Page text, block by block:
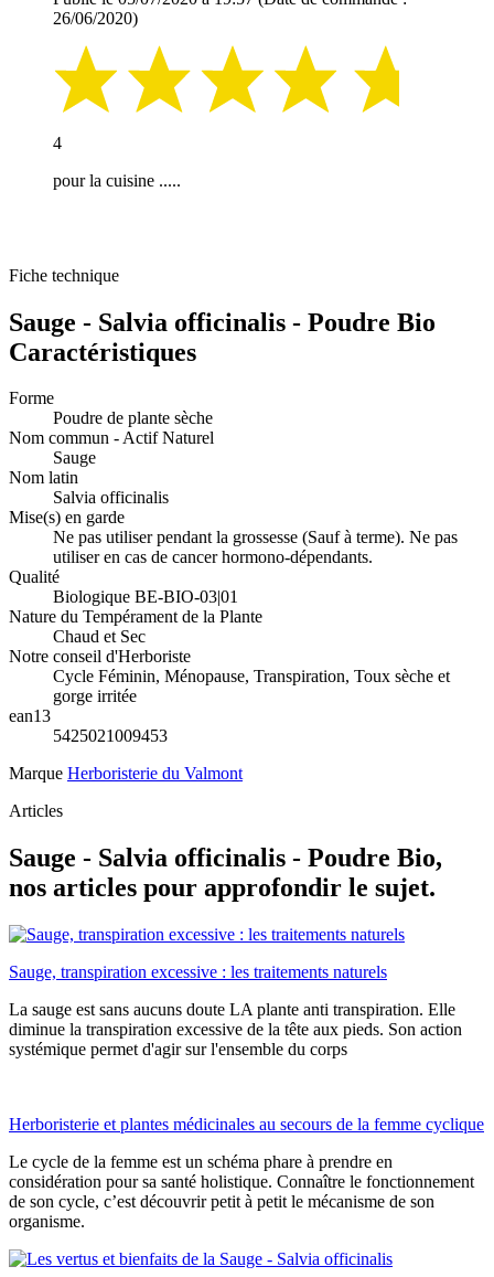
26/06/2020)
4
pour la cuisine .....
Fiche technique
Sauge - Salvia officinalis - Poudre Bio
Caractéristiques
Forme
Poudre de plante sèche
Nom commun - Actif Naturel
Sauge
Nom latin
Salvia officinalis
Mise(s) en garde
Ne pas utiliser pendant la grossesse (Sauf à terme). Ne pas
utiliser en cas de cancer hormono-dépendants.
Qualité
Biologique BE-BIO-03|01
Nature du Tempérament de la Plante
Chaud et Sec
Notre conseil d'Herboriste
Cycle Féminin, Ménopause, Transpiration, Toux sèche et
gorge irritée
ean13
5425021009453
Marque Herboristerie du Valmont
Articles
Sauge - Salvia officinalis - Poudre Bio,
nos articles pour approfondir le sujet.
Sauge, transpiration excessive : les traitements naturels
La sauge est sans aucuns doute LA plante anti transpiration. Elle
diminue la transpiration excessive de la tête aux pieds. Son action
systémique permet d'agir sur l'ensemble du corps
Herboristerie et plantes médicinales au secours de la femme cyclique
Le cycle de la femme est un schéma phare à prendre en
considération pour sa santé holistique. Connaître le fonctionnement
de son cycle, c’est découvrir petit à petit le mécanisme de son
organisme.